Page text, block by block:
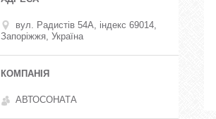
вул. Радистів 54А, індекс 69014,
Запоріжжя, Україна
АВТОСОНАТА